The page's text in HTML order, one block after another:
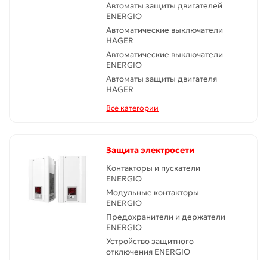
Автоматы защиты двигателей
ENERGIO
Автоматические выключатели
HAGER
Автоматические выключатели
ENERGIO
Автоматы защиты двигателя
HAGER
Все категории
Защита электросети
Контакторы и пускатели
ENERGIO
Модульные контакторы
ENERGIO
Предохранители и держатели
ENERGIO
Устройство защитного
отключения ENERGIO